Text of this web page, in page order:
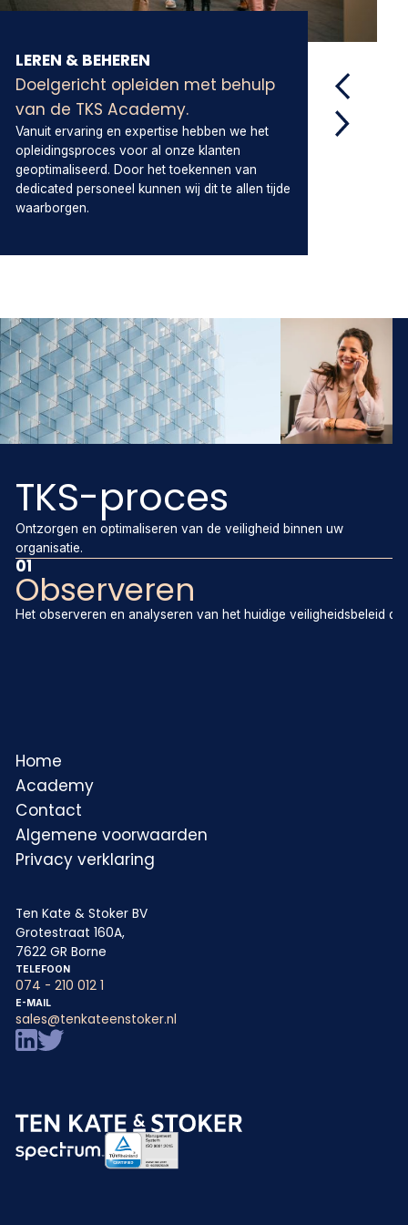
LEREN & BEHEREN
Doelgericht opleiden met behulp
van de TKS Academy.
Vanuit ervaring en expertise hebben we het
opleidingsproces voor al onze klanten
geoptimaliseerd. Door het toekennen van
dedicated personeel kunnen wij dit te allen tijde
waarborgen.
TKS-proces
Ontzorgen en optimaliseren van de veiligheid binnen uw
organisatie.
01
Observeren
Het observeren en analyseren van het huidige veiligheidsbeleid
Home
Academy
Contact
Algemene voorwaarden
Privacy verklaring
Ten Kate & Stoker BV
Grotestraat 160A,
7622 GR Borne
TELEFOON
074 - 210 012 1
E-MAIL
sales@tenkateenstoker.nl